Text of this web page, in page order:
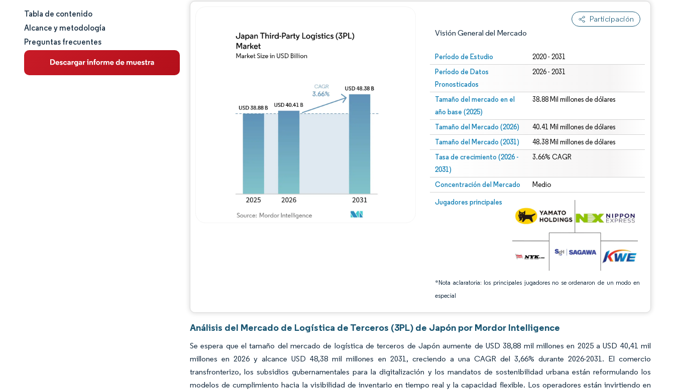
Tamaño y cuota de mercado
Análisis de mercado
Tendencias e ideas
Tabla de contenido
Alcance y metodología
Preguntas frecuentes
Participación
Visión General del Mercado
Período de Estudio 2020 - 2031
Período de Datos
Pronosticados
2026 - 2031
Tamaño del mercado en el
año base (2025)
38.88 Mil millones de dólares
Tamaño del Mercado (2026) 40.41 Mil millones de dólares
Tamaño del Mercado (2031) 48.38 Mil millones de dólares
Tasa de crecimiento (2026 -
2031)
3.66% CAGR
Concentración del Mercado Medio
Jugadores principales
*Nota aclaratoria: los principales jugadores no se ordenaron de un modo en
especial
Imagen © Mordor Intelligence. El uso requiere atribución según CC BY 4.0.
Imagen © Mordor Intelligence. El uso requiere atribución según CC BY 4.0.
Análisis del Mercado de Logística de Terceros (3PL) de Japón por Mordor Intelligence
Se espera que el tamaño del mercado de logística de terceros de Japón aumente de USD 38,88 mil millones en 2025 a USD 40,41 mil
millones en 2026 y alcance USD 48,38 mil millones en 2031, creciendo a una CAGR del 3,66% durante 2026-2031. El comercio
transfronterizo, los subsidios gubernamentales para la digitalización y los mandatos de sostenibilidad urbana están reformulando los
modelos de cumplimiento hacia la visibilidad de inventario en tiempo real y la capacidad flexible. Los operadores están invirtiendo en